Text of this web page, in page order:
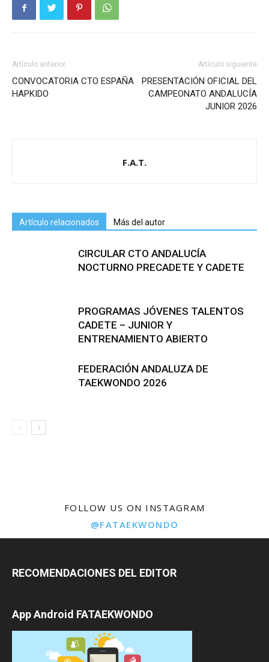
Artículo anterior
CONVOCATORIA CTO ESPAÑA
HAPKIDO
Artículo siguiente
PRESENTACIÓN OFICIAL DEL
CAMPEONATO ANDALUCÍA
JUNIOR 2026
F.A.T.
Artículo relacionados Más del autor
CIRCULAR CTO ANDALUCÍA
NOCTURNO PRECADETE Y CADETE
PROGRAMAS JÓVENES TALENTOS
CADETE – JUNIOR Y
ENTRENAMIENTO ABIERTO
FEDERACIÓN ANDALUZA DE
TAEKWONDO 2026
FOLLOW US ON INSTAGRAM
@FATAEKWONDO
RECOMENDACIONES DEL EDITOR
App Android FATAEKWONDO